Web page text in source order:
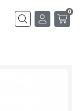
Buscar
0